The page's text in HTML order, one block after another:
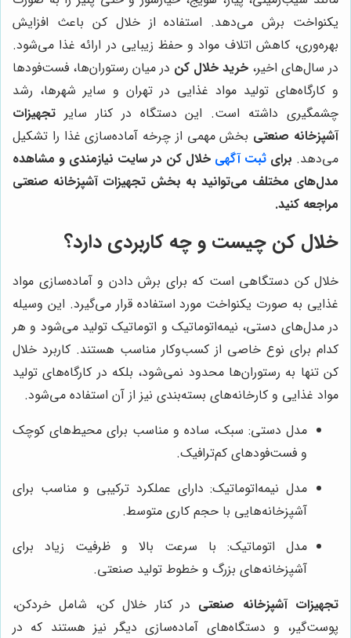
یکنواخت برش می‌دهد. استفاده از خلال کن باعث افزایش
بهره‌وری، کاهش اتلاف مواد و حفظ زیبایی در ارائه غذا می‌شود.
در سال‌های اخیر، خرید خلال کن در میان رستوران‌ها، فست‌فودها
و کارگاه‌های تولید مواد غذایی در تهران و سایر شهرها، رشد
چشمگیری داشته است. این دستگاه در کنار سایر تجهیزات
آشپزخانه صنعتی بخش مهمی از چرخه آماده‌سازی غذا را تشکیل
می‌دهد. برایثبت آگهی خلال کن در سایت نیازمندی و مشاهده
مدل‌های مختلف می‌توانید به بخش تجهیزات آشپزخانه صنعتی
مراجعه کنید.
خلال کن چیست و چه کاربردی دارد؟
خلال کن دستگاهی است که برای برش دادن و آماده‌سازی مواد
غذایی به صورت یکنواخت مورد استفاده قرار می‌گیرد. این وسیله
در مدل‌های دستی، نیمه‌اتوماتیک و اتوماتیک تولید می‌شود و هر
کدام برای نوع خاصی از کسب‌وکار مناسب هستند. کاربرد خلال
کن تنها به رستوران‌ها محدود نمی‌شود، بلکه در کارگاه‌های تولید
مواد غذایی و کارخانه‌های بسته‌بندی نیز از آن استفاده می‌شود.
مدل دستی: سبک، ساده و مناسب برای محیط‌های کوچک
و فست‌فودهای کم‌ترافیک.
مدل نیمه‌اتوماتیک: دارای عملکرد ترکیبی و مناسب برای
آشپزخانه‌هایی با حجم کاری متوسط.
مدل اتوماتیک: با سرعت بالا و ظرفیت زیاد برای
آشپزخانه‌های بزرگ و خطوط تولید صنعتی.
تجهیزات آشپزخانه صنعتی در کنار خلال کن، شامل خردکن،
پوست‌گیر، و دستگاه‌های آماده‌سازی دیگر نیز هستند که در